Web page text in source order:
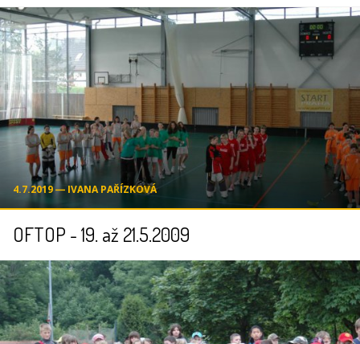
4.7.2019 ― IVANA PAŘÍZKOVÁ
OFTOP - 19. až 21.5.2009